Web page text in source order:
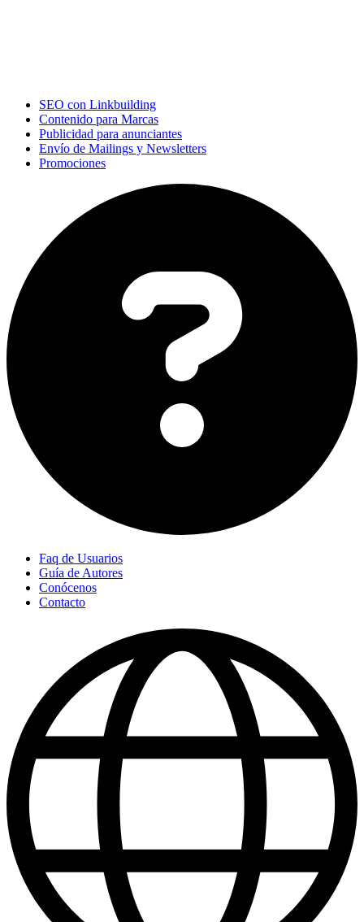
SEO con Linkbuilding
Contenido para Marcas
Publicidad para anunciantes
Envío de Mailings y Newsletters
Promociones
Faq de Usuarios
Guía de Autores
Conócenos
Contacto